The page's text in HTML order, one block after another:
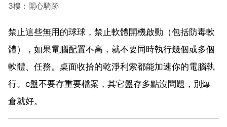
3樓：開心騎跡
禁止這些無用的球球，禁止軟體開機啟動（包括防毒軟
體），如果電腦配置不高，就不要同時執行幾個或多個
軟體、任務。桌面收拾的乾淨利索都能加速你的電腦執
行。c盤不要存重要檔案，其它盤存多點沒問題，別爆
倉就好。